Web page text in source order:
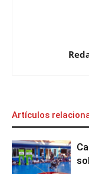
Artículos